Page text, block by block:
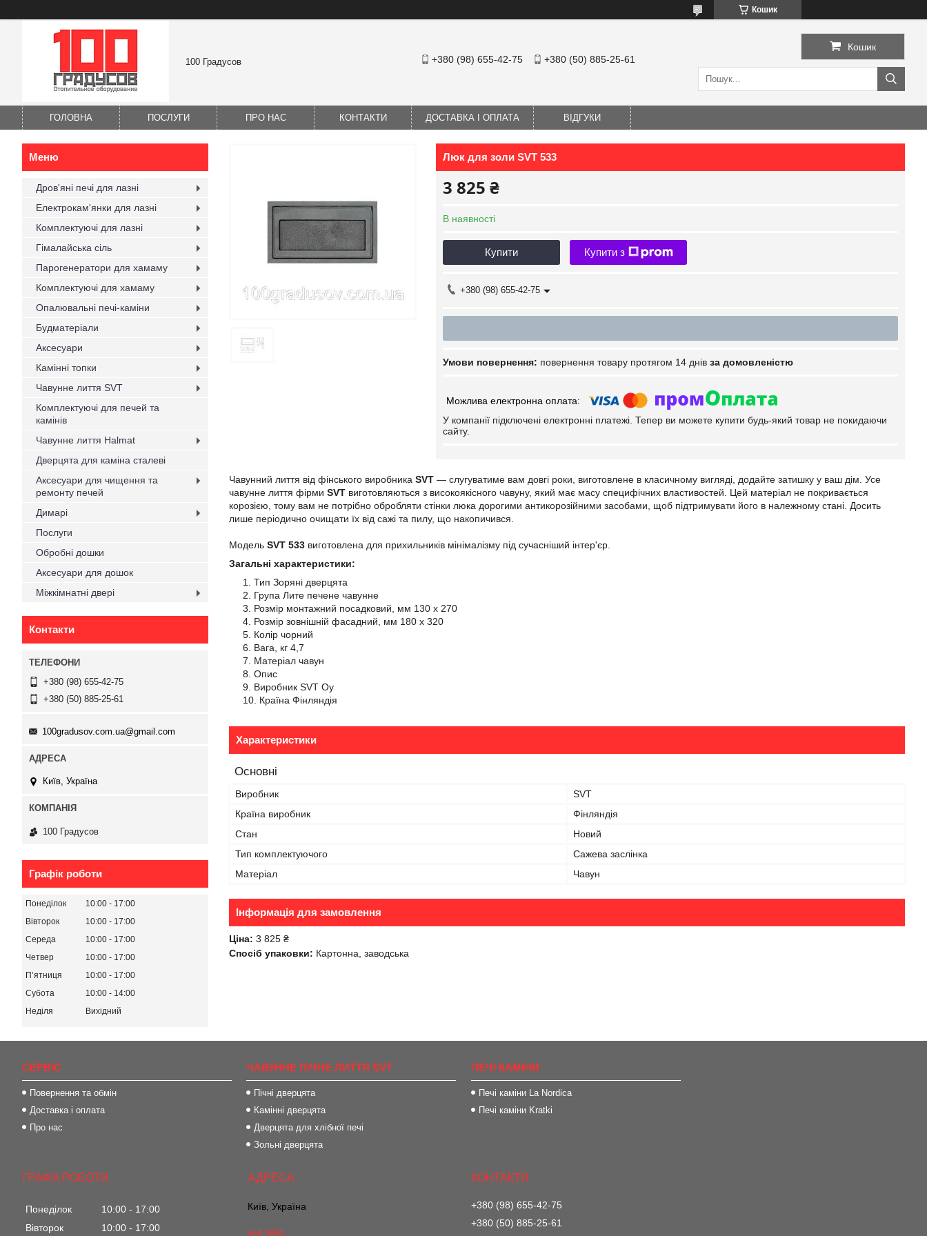
Кошик
100 Градусов +380 (98) 655-42-75 +380 (50) 885-25-61
Кошик
ГОЛОВНА ПОСЛУГИ ПРО НАС КОНТАКТИ ДОСТАВКА І ОПЛАТА ВІДГУКИ
Люк для золи SVT 533
3 825 ₴
В наявності
Купити Купити з
+380 (98) 655-42-75
повернення товару протягом 14 днів за домовленістю
У компанії підключені електронні платежі. Тепер ви можете купити будь-який товар не покидаючи
сайту.
Чавунний лиття від фінського виробника SVT — слугуватиме вам довгі роки, виготовлене в класичному вигляді, додайте затишку у ваш дім. Усе
чавунне лиття фірми SVT виготовляються з високоякісного чавуну, який має масу специфічних властивостей. Цей матеріал не покривається
корозією, тому вам не потрібно обробляти стінки люка дорогими антикорозійними засобами, щоб підтримувати його в належному стані. Досить
лише періодично очищати їх від сажі та пилу, що накопичився.
Модель SVT 533 виготовлена для прихильників мінімалізму під сучасніший інтер'єр.
Загальні характеристики:
Тип Зоряні дверцята
Група Лите печене чавунне
Розмір монтажний посадковий, мм 130 х 270
Розмір зовнішній фасадний, мм 180 х 320
Колір чорний
Вага, кг 4,7
Матеріал чавун
Опис
Виробник SVT Oy
Країна Фінляндія
Характеристики
Основні
Виробник
SVT
Країна виробник
Фінляндія
Стан
Новий
Тип комплектуючого
Сажева заслінка
Матеріал
Чавун
Інформація для замовлення
Ціна: 3 825 ₴
Спосіб упаковки: Картонна, заводська
Дров'яні печі для лазні
Електрокам'янки для лазні
Комплектуючі для лазні
Гімалайська сіль
Парогенератори для хамаму
Комплектуючі для хамаму
Опалювальні печі-каміни
Будматеріали
Аксесуари
Камінні топки
Чавунне лиття SVT
Комплектуючі для печей та
камінів
Чавунне лиття Halmat
Дверцята для каміна сталеві
Аксесуари для чищення та
ремонту печей
Димарі
Послуги
Обробні дошки
Аксесуари для дошок
Міжкімнатні двері
Контакти
+380 (98) 655-42-75
+380 (50) 885-25-61
100gradusov.com.ua@gmail.com
Київ, Україна
100 Градусов
Графік роботи
Понеділок 10:00
17:00
Вівторок
10:00
17:00
Середа
10:00
17:00
Четвер
10:00
17:00
Пʼятниця
10:00
17:00
Субота
10:00
14:00
Неділя
Вихідний
СЕРВІС
Повернення та обмін
Доставка і оплата
Про нас
ЧАВУННЕ ПІЧНЕ ЛИТТЯ SVT
Пічні дверцята
Камінні дверцята
Дверцята для хлібної печі
Зольні дверцята
ПЕЧІ КАМІНИ
Печі каміни La Nordica
Печі каміни Kratki
ГРАФІК РОБОТИ
Понеділок 10:00
17:00
Вівторок
10:00 17:00
Київ, Україна
+380 (98) 655-42-75
+380 (50) 885-25-61